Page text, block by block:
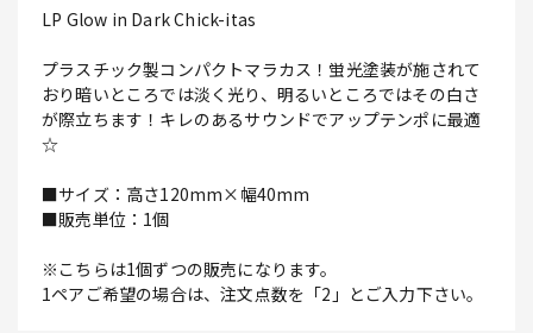
LP Glow in Dark Chick-itas
プラスチック製コンパクトマラカス！蛍光塗装が施されて
おり暗いところでは淡く光り、明るいところではその白さ
が際立ちます！キレのあるサウンドでアップテンポに最適
☆
■サイズ：高さ120mm×幅40mm
■販売単位：1個
※こちらは1個ずつの販売になります。
1ペアご希望の場合は、注文点数を「2」とご入力下さい。